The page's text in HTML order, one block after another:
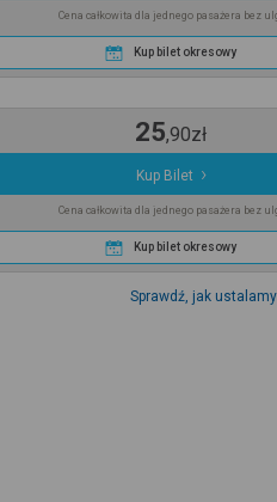
Cena całkowita dla jednego pasażera bez
Kup bilet okresowy
25,90zł
Kup Bilet
Cena całkowita dla jednego pasażera bez
Kup bilet okresowy
Sprawdź, jak